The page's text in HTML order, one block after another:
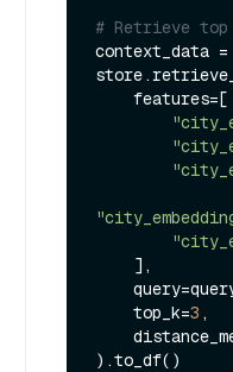
# Retrieve top
context_data =
    top_k=
3 ,
).to_df()